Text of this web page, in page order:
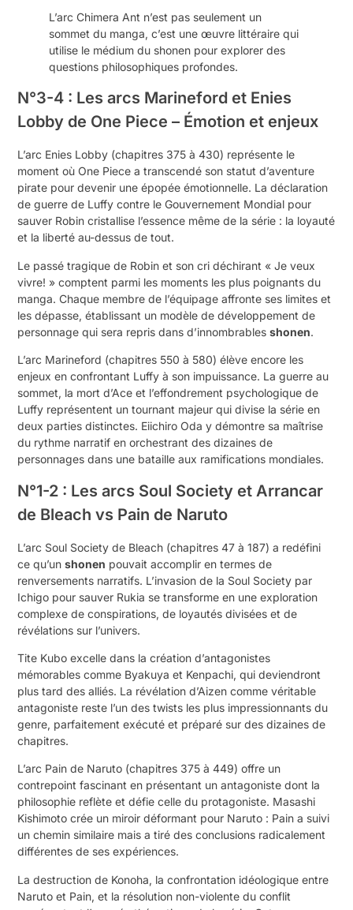
L’arc Chimera Ant n’est pas seulement un
sommet du manga, c’est une œuvre littéraire qui
utilise le médium du shonen pour explorer des
questions philosophiques profondes.
N°3-4 : Les arcs Marineford et Enies
Lobby de One Piece – Émotion et enjeux
L’arc Enies Lobby (chapitres 375 à 430) représente le
moment où One Piece a transcendé son statut d’aventure
pirate pour devenir une épopée émotionnelle. La déclaration
de guerre de Luffy contre le Gouvernement Mondial pour
sauver Robin cristallise l’essence même de la série : la loyauté
et la liberté au-dessus de tout.
Le passé tragique de Robin et son cri déchirant « Je veux
vivre! » comptent parmi les moments les plus poignants du
manga. Chaque membre de l’équipage affronte ses limites et
les dépasse, établissant un modèle de développement de
personnage qui sera repris dans d’innombrablesshonen.
L’arc Marineford (chapitres 550 à 580) élève encore les
enjeux en confrontant Luffy à son impuissance. La guerre au
sommet, la mort d’Ace et l’effondrement psychologique de
Luffy représentent un tournant majeur qui divise la série en
deux parties distinctes. Eiichiro Oda y démontre sa maîtrise
du rythme narratif en orchestrant des dizaines de
personnages dans une bataille aux ramifications mondiales.
N°1-2 : Les arcs Soul Society et Arrancar
de Bleach vs Pain de Naruto
L’arc Soul Society de Bleach (chapitres 47 à 187) a redéfini
ce qu’unshonen pouvait accomplir en termes de
renversements narratifs. L’invasion de la Soul Society par
Ichigo pour sauver Rukia se transforme en une exploration
complexe de conspirations, de loyautés divisées et de
révélations sur l’univers.
Tite Kubo excelle dans la création d’antagonistes
mémorables comme Byakuya et Kenpachi, qui deviendront
plus tard des alliés. La révélation d’Aizen comme véritable
antagoniste reste l’un des twists les plus impressionnants du
genre, parfaitement exécuté et préparé sur des dizaines de
chapitres.
L’arc Pain de Naruto (chapitres 375 à 449) offre un
contrepoint fascinant en présentant un antagoniste dont la
philosophie reflète et défie celle du protagoniste. Masashi
Kishimoto crée un miroir déformant pour Naruto : Pain a suivi
un chemin similaire mais a tiré des conclusions radicalement
différentes de ses expériences.
La destruction de Konoha, la confrontation idéologique entre
Naruto et Pain, et la résolution non-violente du conflit